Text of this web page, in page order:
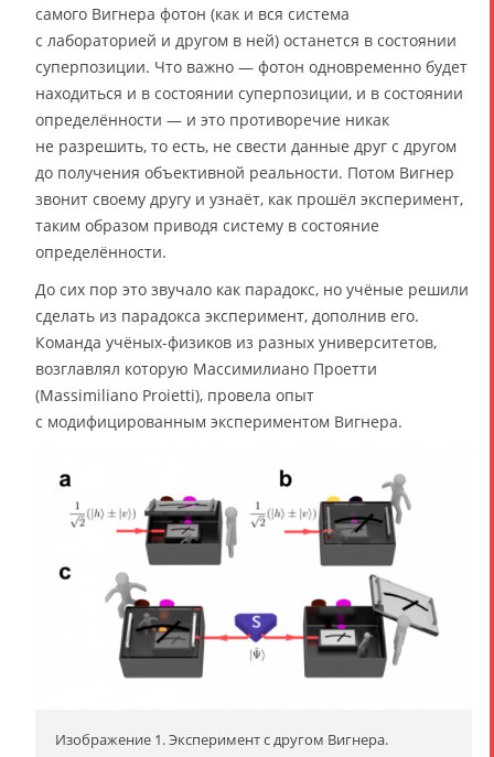
самого Вигнера фотон (как и вся система
с лабораторией и другом в ней) останется в состоянии
суперпозиции. Что важно — фотон одновременно будет
находиться и в состоянии суперпозиции, и в состоянии
определённости — и это противоречие никак
не разрешить, то есть, не свести данные друг с другом
до получения объективной реальности. Потом Вигнер
звонит своему другу и узнаёт, как прошёл эксперимент,
таким образом приводя систему в состояние
определённости.
До сих пор это звучало как парадокс, но учёные решили
сделать из парадокса эксперимент, дополнив его.
Команда учёных-физиков из разных университетов,
возглавлял которую Массимилиано Проетти
(Massimiliano Proietti), провела опыт
с модифицированным экспериментом Вигнера.
Изображение 1. Эксперимент с другом Вигнера.